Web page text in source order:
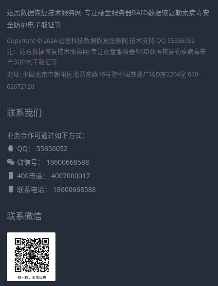
达思数据恢复技术服务网-专注硬盘服务器RAID数据恢复勒索病毒安
全防护电子取证等
Copyright © 2024 达思科技数据恢复服务网 技术支持 QQ 55356052
注：达思数据恢复技术服务网-专注硬盘服务器RAID数据恢复勒索病毒安
全防护电子取证等
地址: 中国北京市朝阳区北苑东路19号院中国铁建广场D座2204室 010-
62672120
联系我们
业务合作可通过如下方式：
QQ： 55356052
微信号： 18600668588
400电话： 4007000017
联系电话： 18600668588
联系微信